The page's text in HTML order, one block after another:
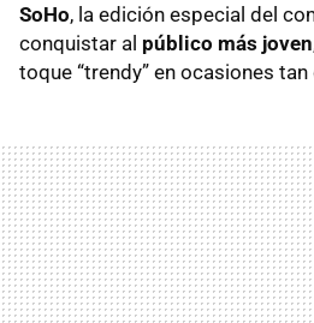
SoHo, la edición especial del
conquistar al público más joven
toque “trendy” en ocasiones